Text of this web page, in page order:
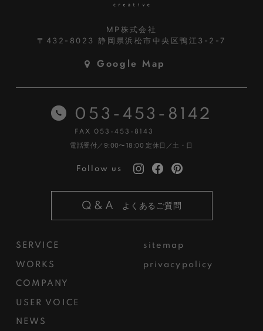
MP株式会社
〒432-8023静岡県浜松市中央区鴨江3-2-7
Google Map
SERVICE
WORKS
COMPANY
USER VOICE
NEWS
sitemap
privacypolicy
053-453-8142
FAX 053-453-8143
電話受付／9:00〜18:00 定休日／土・日
Follow us
Q&A よくあるご質問